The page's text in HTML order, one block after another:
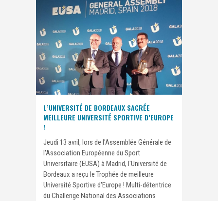
L’UNIVERSITÉ DE BORDEAUX SACRÉE
MEILLEURE UNIVERSITÉ SPORTIVE D’EUROPE
!
Jeudi 13 avril, lors de l'Assemblée Générale de
l'Association Européenne du Sport
Universitaire (EUSA) à Madrid, l'Université de
Bordeaux a reçu le Trophée de meilleure
Université Sportive d'Europe ! Multi-détentrice
du Challenge National des Associations